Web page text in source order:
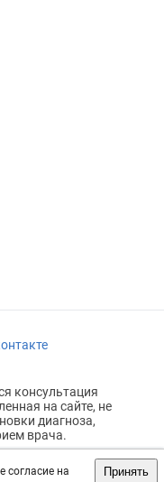
согласие на
Принять
консультация
на сайте, не
диагноза,
врача.